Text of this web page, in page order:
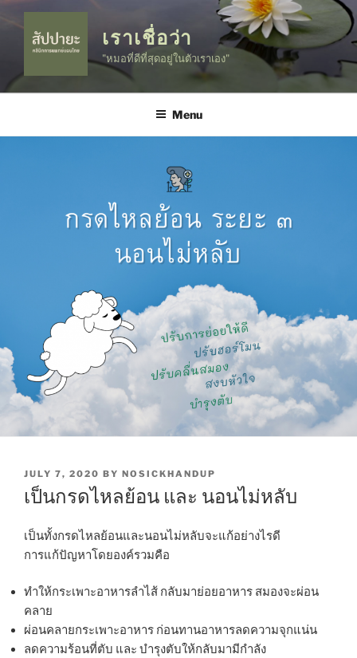
to
content
เราเชื่อว่า
"หมอที่ดีที่สุดอยู่ในตัวเราเอง"
Menu
POSTED
ON
JULY 7, 2020 BY NOSICKHANDUP
เป็นกรดไหลย้อน และ นอนไม่หลับ
เป็นทั้งกรดไหลย้อนและนอนไม่หลับจะแก้อย่างไรดี
การแก้ปัญหาโดยองค์รวมคือ
ทำให้กระเพาะอาหารลำไส้ กลับมาย่อยอาหาร สมองจะผ่อน
คลาย
ผ่อนคลายกระเพาะอาหาร ก่อนทานอาหารลดความจุกแน่น
ลดความร้อนที่ตับ และ บำรุงตับให้กลับมามีกำลัง